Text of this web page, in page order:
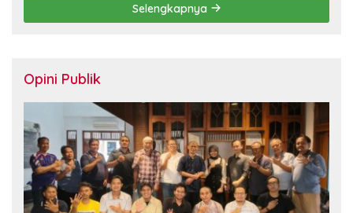
Selengkapnya
Opini Publik